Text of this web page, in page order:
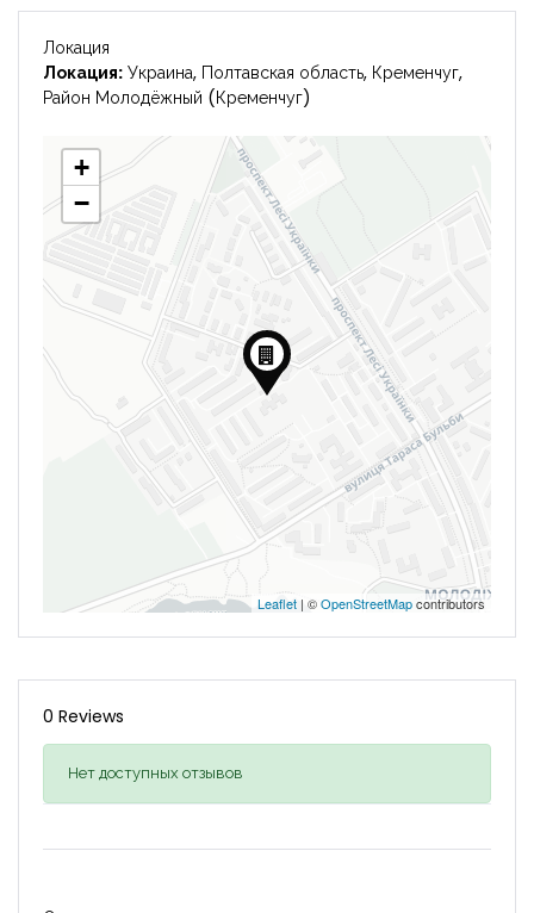
Локация
Локация: Украина, Полтавская область, Кременчуг,
Район Молодёжный (Кременчуг)
+
−
Leaflet | ©OpenStreetMapcontributors
0 Reviews
Нет доступных отзывов